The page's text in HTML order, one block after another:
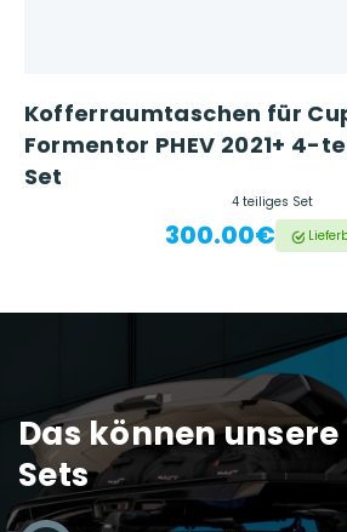
Kofferraumtaschen für
Formentor PHEV 2021+ 4-
Set
4 teiliges Set
300.00€
Das können
Sets